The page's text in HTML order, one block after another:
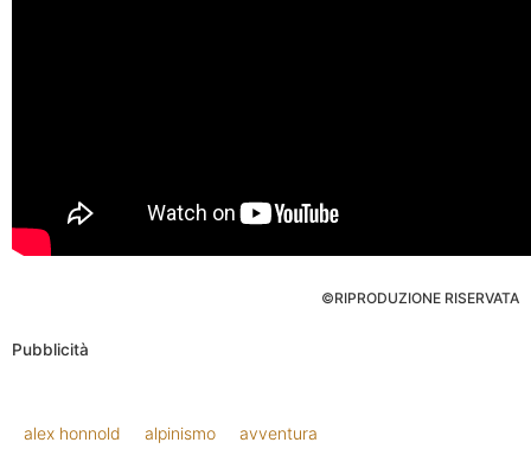
©RIPRODUZIONE RISERVATA
Pubblicità
alex honnold alpinismo avventura